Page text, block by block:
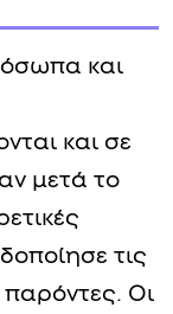
και
και σε
μετά το
τις
Οι